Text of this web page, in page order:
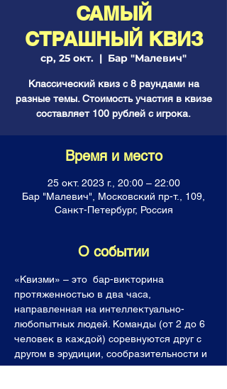
САМЫЙ
СТРАШНЫЙ КВИЗ
ср, 25 окт.
  |
Бар "Малевич"
Классический квиз с 8 раундами на
разные темы. Стоимость участия в квизе
составляет 100 рублей с игрока.
Время и место
25 окт. 2023 г., 20:00 – 22:00
Бар "Малевич", Московский пр-т., 109,
Санкт-Петербург, Россия
О событии
«Квизми» – это  бар-викторина
протяженностью в два часа,
направленная на интеллектуально-
любопытных людей. Команды (от 2 до 6
человек в каждой) соревнуются друг с
другом в эрудиции, сообразительности и
логике, отвечая на каверзные вопросы.